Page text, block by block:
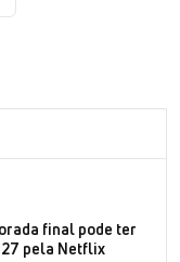
final pode ter
pela Netflix